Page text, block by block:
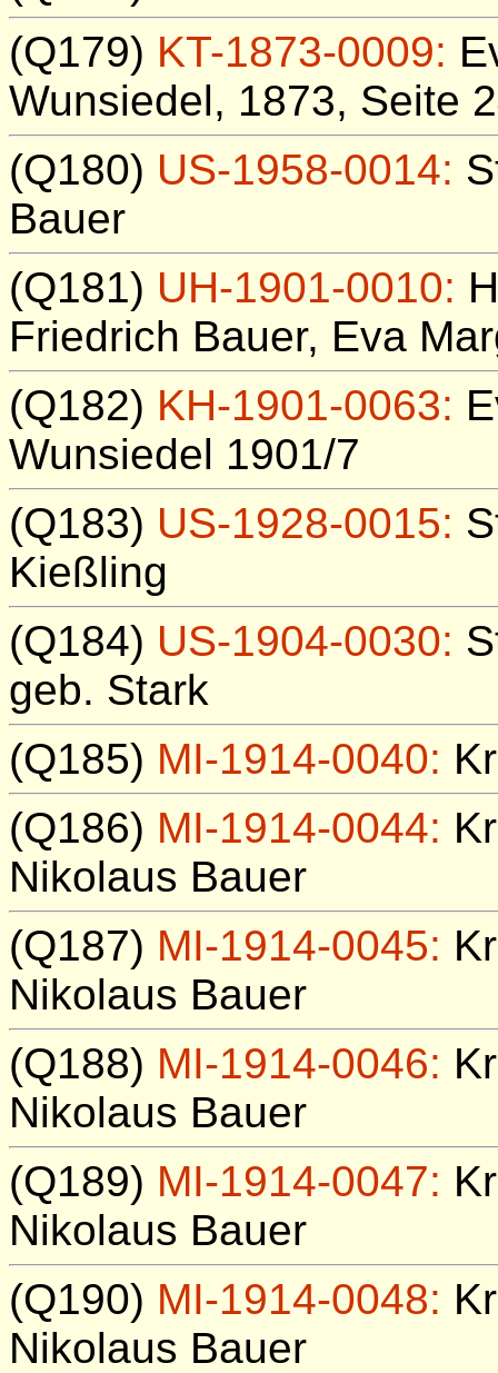
(Q179) KT-1873-0009:
Wunsiedel, 1873, Seite
(Q180) US-1958-0014:
Bauer
(Q181) UH-1901-0010:
Friedrich Bauer, Eva
(Q182) KH-1901-0063:
Wunsiedel 1901/7
(Q183) US-1928-0015:
Kießling
(Q184) US-1904-0030:
geb. Stark
(Q185) MI-1914-0040:
(Q186) MI-1914-0044:
Nikolaus Bauer
(Q187) MI-1914-0045:
Nikolaus Bauer
(Q188) MI-1914-0046:
Nikolaus Bauer
(Q189) MI-1914-0047:
Nikolaus Bauer
(Q190) MI-1914-0048:
Nikolaus Bauer